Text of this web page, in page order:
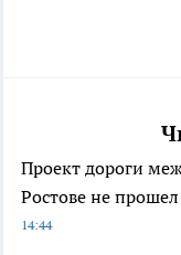
Проект дороги
Ростове не прошел
14:44